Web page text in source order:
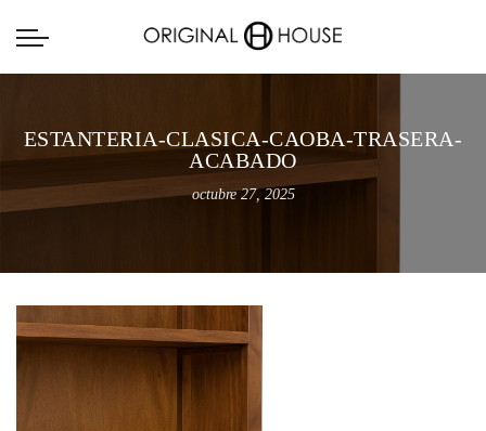
ESTANTERIA-CLASICA-CAOBA-TRASERA-
ACABADO
octubre 27, 2025